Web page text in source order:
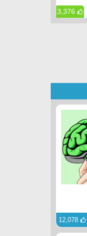
3,376
12,078